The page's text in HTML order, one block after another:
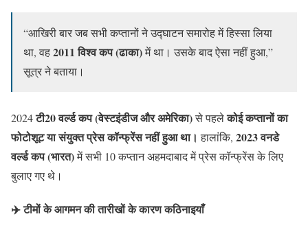
“आखिरी बार जब सभी कप्तानों ने उद्घाटन समारोह में हिस्सा लिया
था, वह2011 विश्व कप (ढाका)में था। उसके बाद ऐसा नहीं हुआ,”
सूत्र ने बताया।
2024टी20 वर्ल्ड कप (वेस्टइंडीज और अमेरिका)से पहलेकोई कप्तानों का
फोटोशूट या संयुक्त प्रेस कॉन्फ्रेंस नहीं हुआ था। हालांकि, 2023 वनडे
वर्ल्ड कप (भारत)में सभी 10 कप्तान अहमदाबाद में प्रेस कॉन्फ्रेंस के लिए
बुलाए गए थे।
✈️ टीमों के आगमन की तारीखों के कारण कठिनाइयाँ